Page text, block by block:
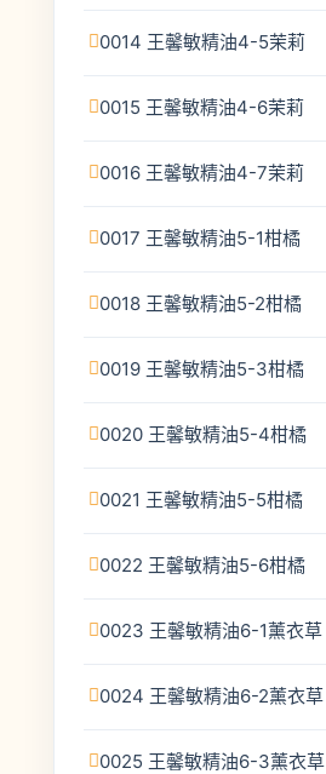
0014 王馨敏精油4-5茉莉
0015 王馨敏精油4-6茉莉
0016 王馨敏精油4-7茉莉
0017 王馨敏精油5-1柑橘
0018 王馨敏精油5-2柑橘
0019 王馨敏精油5-3柑橘
0020 王馨敏精油5-4柑橘
0021 王馨敏精油5-5柑橘
0022 王馨敏精油5-6柑橘
0023 王馨敏精油6-1薰衣草
0024 王馨敏精油6-2薰衣草
0025 王馨敏精油6-3薰衣草